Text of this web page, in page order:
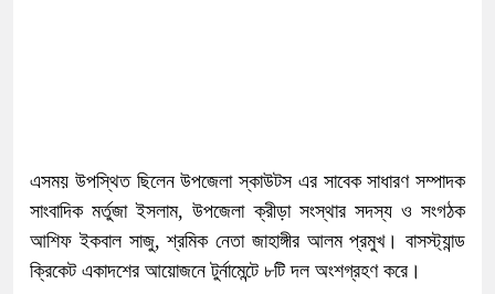
এসময় উপস্থিত ছিলেন উপজেলা স্কাউটস এর সাবেক সাধারণ সম্পাদক
সাংবাদিক মর্তুজা ইসলাম, উপজেলা ক্রীড়া সংস্থার সদস্য ও সংগঠক
আশিফ ইকবাল সাজু, শ্রমিক নেতা জাহাঙ্গীর আলম প্রমুখ। বাসস্ট্যান্ড
ক্রিকেট একাদশের আয়োজনে টুর্নামেন্টে ৮টি দল অংশগ্রহণ করে।